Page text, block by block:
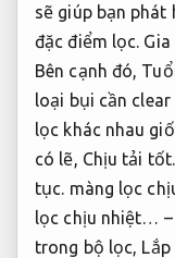
sẽ giúp bạn
đặc điểm lọc. Gia
Bên cạnh đó,
loại bụi cần
lọc khác nhau
có lẽ, Chịu tải tốt.
tục. màng lọc
lọc chịu nhiệt…
trong bộ lọc, Lắp